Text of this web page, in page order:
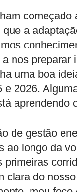
a
nos
uma boa
e 2026.
aprendendo
de gestão
ao longo da
primeiras
clara do